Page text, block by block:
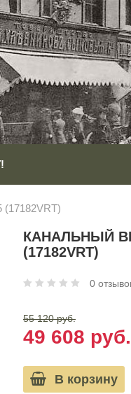
(17182VRT)
КАНАЛЬНЫЙ
(17182VRT)
0
55 120 руб.
49 608 руб.
В корзину